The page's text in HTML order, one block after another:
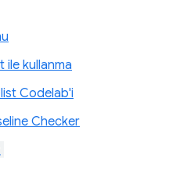
ile kullanma
Codelab'i
Checker